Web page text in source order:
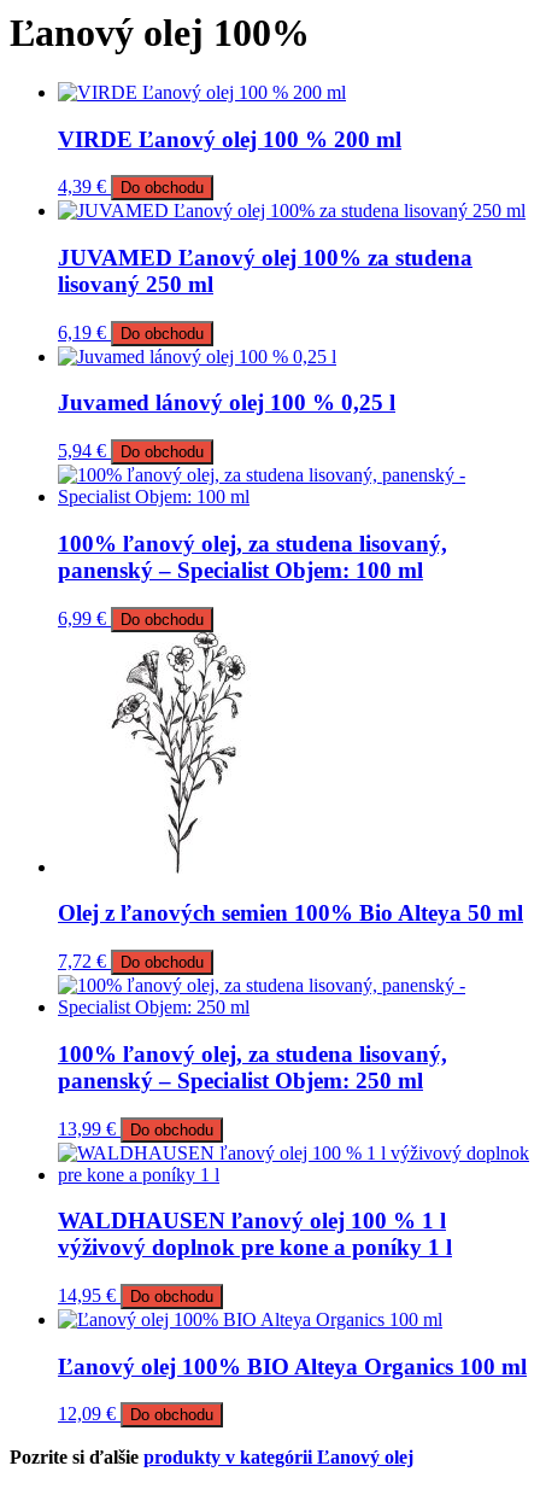
Ľanový olej 100%
VIRDE Ľanový olej 100 % 200 ml
4,39 € Do obchodu
JUVAMED Ľanový olej 100% za studena
lisovaný 250 ml
6,19 € Do obchodu
Juvamed lánový olej 100 % 0,25 l
5,94 € Do obchodu
100% ľanový olej, za studena lisovaný,
panenský – Specialist Objem: 100 ml
6,99 € Do obchodu
Olej z ľanových semien 100% Bio Alteya 50 ml
7,72 € Do obchodu
100% ľanový olej, za studena lisovaný,
panenský – Specialist Objem: 250 ml
13,99 € Do obchodu
WALDHAUSEN ľanový olej 100 % 1 l
výživový doplnok pre kone a poníky 1 l
14,95 € Do obchodu
Ľanový olej 100% BIO Alteya Organics 100 ml
12,09 € Do obchodu
Pozrite si ďalšie produkty v kategórii Ľanový olej